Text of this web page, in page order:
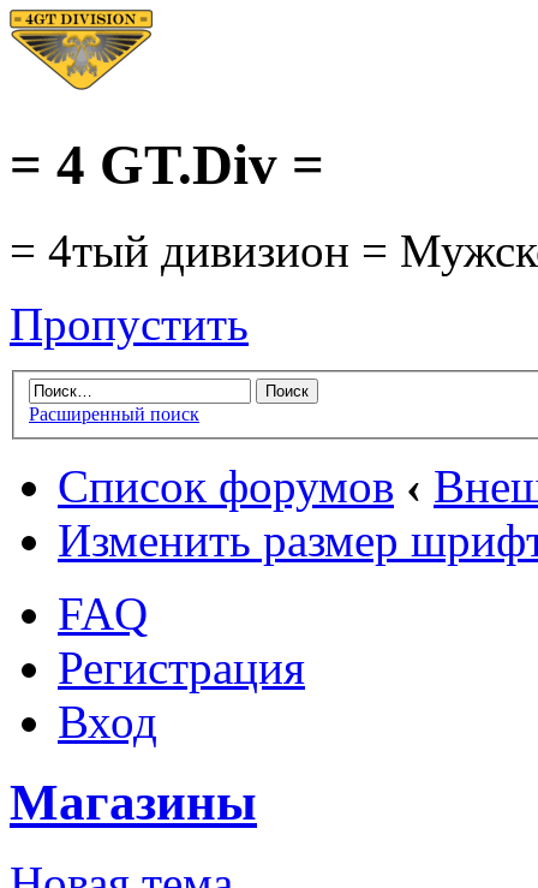
= 4 GT.Div =
= 4тый дивизион =
Пропустить
Расширенный поиск
Список форумов ‹
Изменить размер
FAQ
Регистрация
Вход
Магазины